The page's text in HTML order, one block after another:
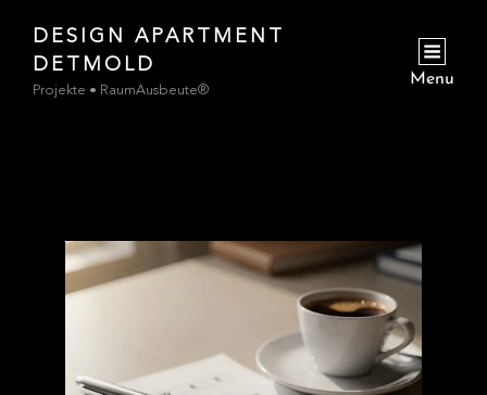
jetzt
DESIGN APARTMENT
DETMOLD
Projekte • RaumAusbeute®
Menu